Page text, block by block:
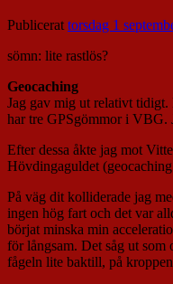
Publicerattorsdag 1
sömn: lite rastlös?
Geocaching
Jag gav mig ut relativt
har tre GPSgömmor i VBG.
Efter dessa åkte jag mot
Hövdingaguldet
På väg dit kolliderade jag
ingen hög fart och det var
börjat minska min
för långsam. Det såg ut
fågeln lite baktill, på